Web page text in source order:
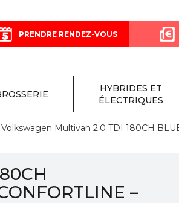
PRENDRE RENDEZ-VOUS
HYBRIDES ET
ÉLECTRIQUES
Volkswagen Multivan 2.0 TDI 180CH
–